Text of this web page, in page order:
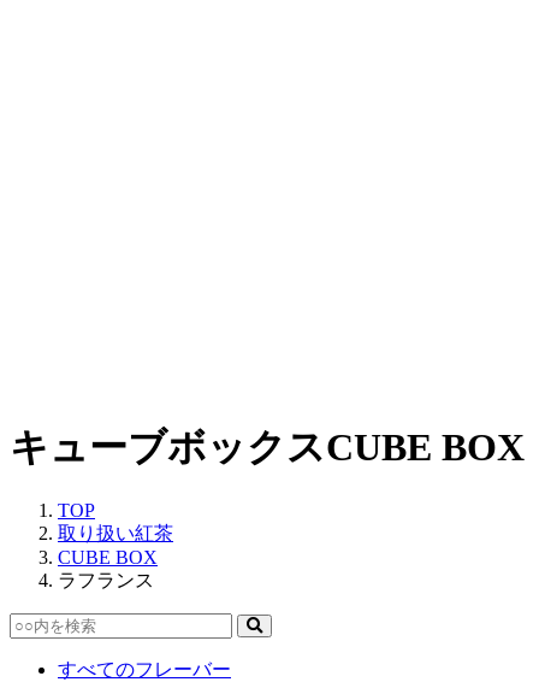
キューブボックスCUBE BOX
TOP
取り扱い紅茶
CUBE BOX
ラフランス
すべてのフレーバー